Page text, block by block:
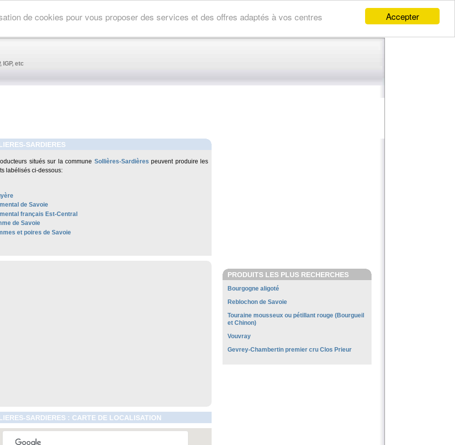
Accepter
de cookies pour vous proposer des services et des offres adaptés à vos centres
IGP, etc
SARDIERES
situés sur la commune Sollières-Sardières peuvent produire les
labélisés ci-dessous:
de Savoie
français Est-Central
de Savoie
et poires de Savoie
SARDIERES : CARTE DE LOCALISATION
PRODUITS LES PLUS RECHERCHES
Bourgogne aligoté
Reblochon de Savoie
Touraine mousseux ou pétillant rouge (Bourgueil
et Chinon)
Vouvray
Gevrey-Chambertin premier cru Clos Prieur